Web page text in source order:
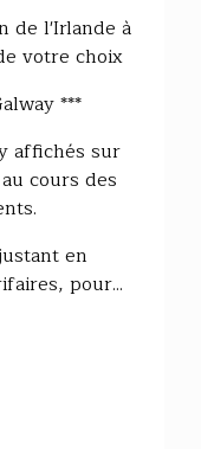
de l'Irlande à
votre choix
***
affichés sur
cours des
en
pour...